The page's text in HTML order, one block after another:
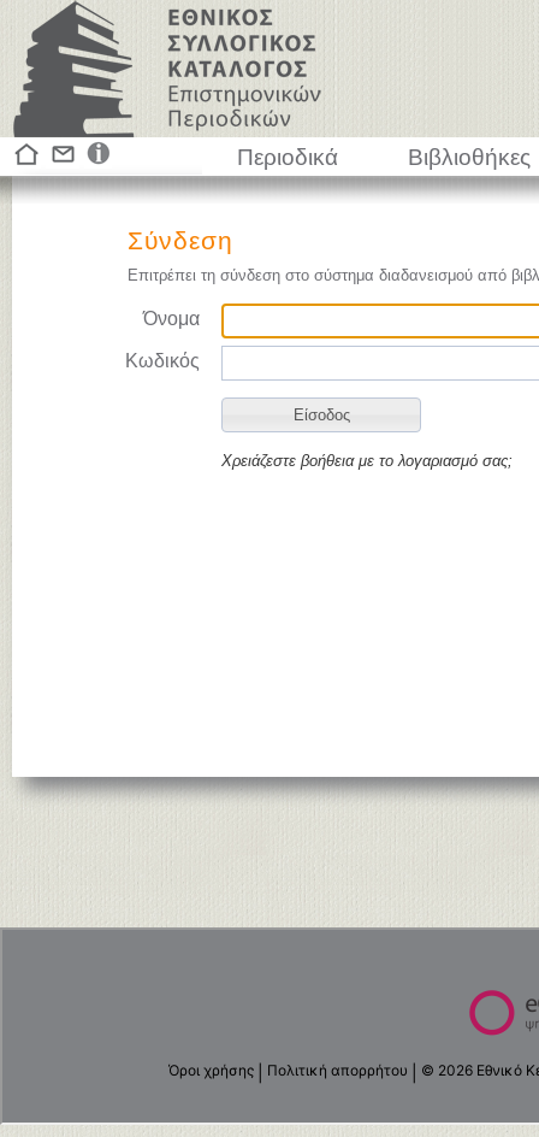
Περιοδικά Βιβλιοθήκες
Σύνδεση
Επιτρέπει τη σύνδεση στο σύστημα διαδανεισμού από
Όνομα
Κωδικός
Χρειάζεστε βοήθεια με το λογαριασμό σας;